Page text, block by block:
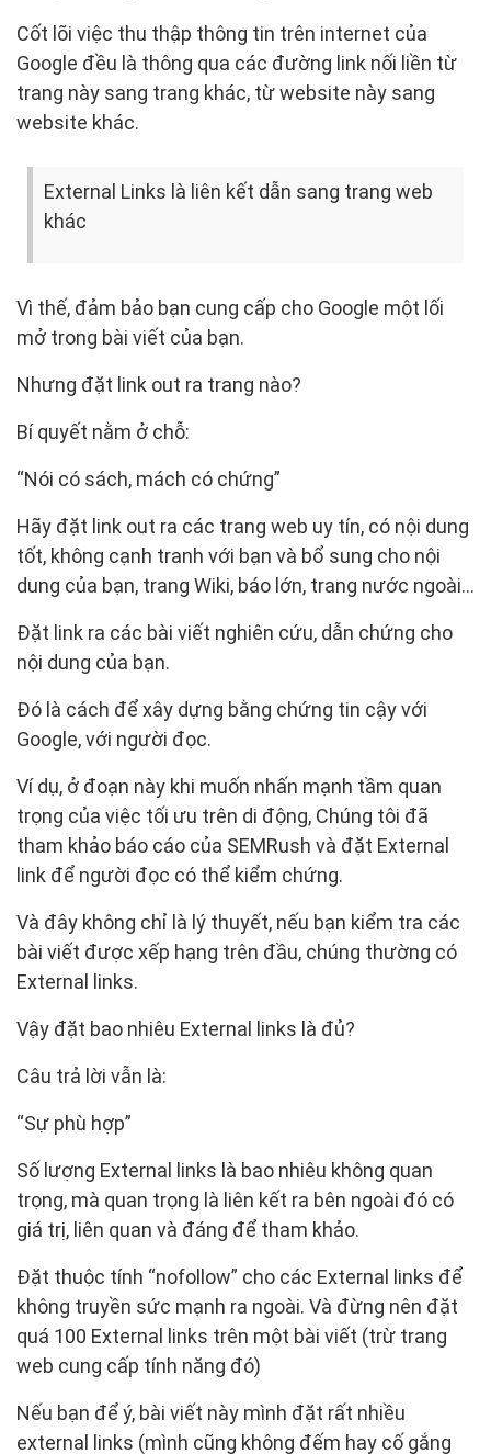
Cốt lõi việc thu thập thông tin trên internet của
Google đều là thông qua các đường link nối liền từ
trang này sang trang khác, từ website này sang
website khác.
External Links là liên kết dẫn sang trang web
khác
Vì thế, đảm bảo bạn cung cấp cho Google một lối
mở trong bài viết của bạn.
Nhưng đặt link out ra trang nào?
Bí quyết nằm ở chỗ:
“Nói có sách, mách có chứng”
Hãy đặt link out ra các trang web uy tín, có nội dung
tốt, không cạnh tranh với bạn và bổ sung cho nội
dung của bạn, trang Wiki, báo lớn, trang nước ngoài…
Đặt link ra các bài viết nghiên cứu, dẫn chứng cho
nội dung của bạn.
Đó là cách để xây dựng bằng chứng tin cậy với
Google, với người đọc.
Ví dụ, ở đoạn này khi muốn nhấn mạnh tầm quan
trọng của việc tối ưu trên di động, Chúng tôi đã
tham khảo báo cáo của SEMRush và đặt External
link để người đọc có thể kiểm chứng.
Và đây không chỉ là lý thuyết, nếu bạn kiểm tra các
bài viết được xếp hạng trên đầu, chúng thường có
External links.
Vậy đặt bao nhiêu External links là đủ?
Câu trả lời vẫn là:
“Sự phù hợp”
Số lượng External links là bao nhiêu không quan
trọng, mà quan trọng là liên kết ra bên ngoài đó có
giá trị, liên quan và đáng để tham khảo.
Đặt thuộc tính “nofollow” cho các External links để
không truyền sức mạnh ra ngoài. Và đừng nên đặt
quá 100 External links trên một bài viết (trừ trang
web cung cấp tính năng đó)
Nếu bạn để ý, bài viết này mình đặt rất nhiều
external links (mình cũng không đếm hay cố gắng